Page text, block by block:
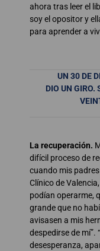
ahora tras leer el
soy el opositor y
para aprender a
UN 30 DE
DIO UN GIRO.
La recuperación.
difícil proceso de
cuando mis
Clínico de
podían operarme,
grande que no
avisasen a mis
despedirse de
desesperanza,